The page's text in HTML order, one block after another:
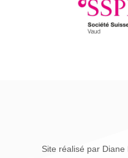
Site réalisé par